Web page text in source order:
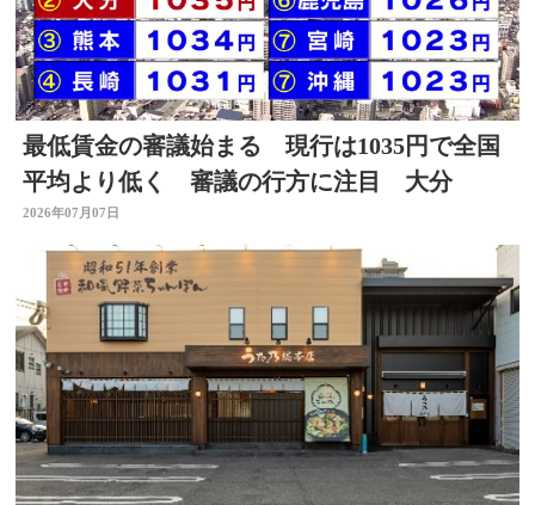
最低賃金の審議始まる 現行は1035円で全国
平均より低く 審議の行方に注目 大分
2026年07月07日